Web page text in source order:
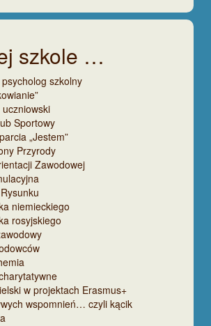
szkole …
szkolny
Sportowy
„Jestem”
Przyrody
Zawodowej
niemieckiego
rosyjskiego
w projektach Erasmus+
wspomnień… czyli kącik